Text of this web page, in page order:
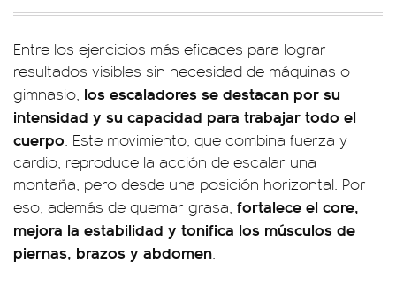
Entre los ejercicios más eficaces para lograr
resultados visibles sin necesidad de máquinas o
gimnasio, los escaladores se destacan por su
intensidad y su capacidad para trabajar todo el
cuerpo. Este movimiento, que combina fuerza y
cardio, reproduce la acción de escalar una
montaña, pero desde una posición horizontal. Por
eso, además de quemar grasa, fortalece el core,
mejora la estabilidad y tonifica los músculos de
piernas, brazos y abdomen.